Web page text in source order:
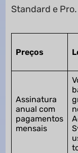
Standard e Pro.
Preços
Assinatura
anual com
pagamentos
mensais